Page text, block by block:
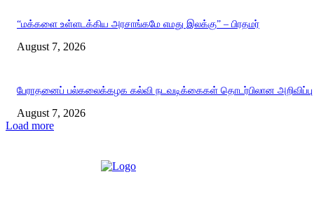
“மக்களை உள்ளடக்கிய அரசாங்கமே எமது இலக்கு” – பிரதமர்
August 7, 2026
பேராதனைப் பல்கலைக்கழக கல்வி நடவடிக்கைகள் தொடர்பிலான அறிவிப்பு
August 7, 2026
Load more